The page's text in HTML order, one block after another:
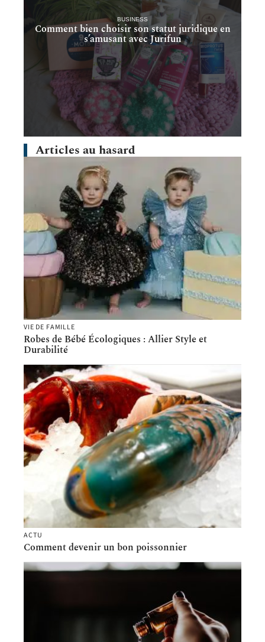
BUSINESS
Comment bien choisir son statut juridique en
s’amusant avec Jurifun
Articles au hasard
VIE DE FAMILLE
Robes de Bébé Écologiques : Allier Style et
Durabilité
ACTU
Comment devenir un bon poissonnier